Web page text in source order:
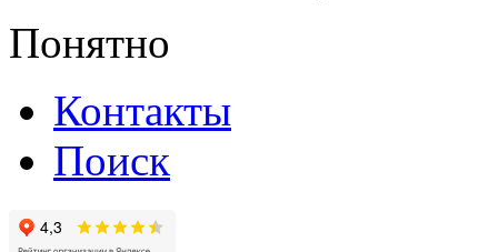
Понятно
Контакты
Поиск